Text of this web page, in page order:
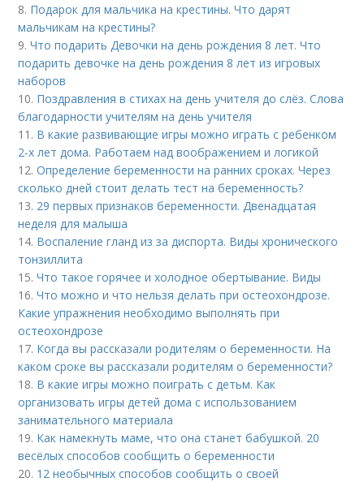
8. Подарок для мальчика на крестины. Что дарят
мальчикам на крестины?
9.Что подарить Девочки на день рождения 8 лет. Что
подарить девочке на день рождения 8 лет из игровых
наборов
10. Поздравления в стихах на день учителя до слёз. Слова
благодарности учителям на день учителя
11. В какие развивающие игры можно играть с ребенком
2-х лет дома. Работаем над воображением и логикой
12.Определение беременности на ранних сроках. Через
сколько дней стоит делать тест на беременность?
13. 29 первых признаков беременности. Двенадцатая
неделя для малыша
14. Воспаление гланд из за диспорта. Виды хронического
тонзиллита
15.Что такое горячее и холодное обертывание. Виды
16.Что можно и что нельзя делать при остеохондрозе.
Какие упражнения необходимо выполнять при
остеохондрозе
17. Когда вы рассказали родителям о беременности. На
каком сроке вы рассказали родителям о беременности?
18. В какие игры можно поиграть с детьм. Как
организовать игры детей дома с использованием
занимательного материала
19. Как намекнуть маме, что она станет бабушкой. 20
весёлых способов сообщить о беременности
20. 12 необычных способов сообщить о своей